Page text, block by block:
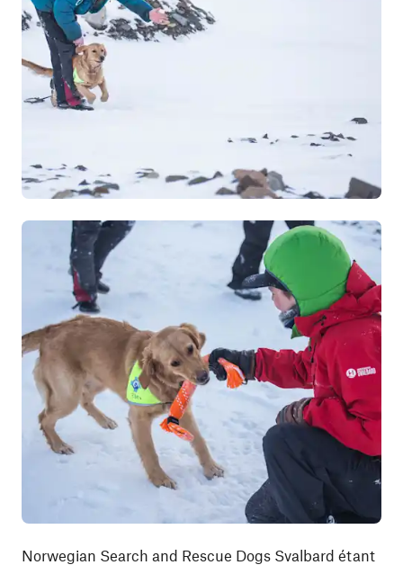
Norwegian Search and Rescue Dogs Svalbard étant